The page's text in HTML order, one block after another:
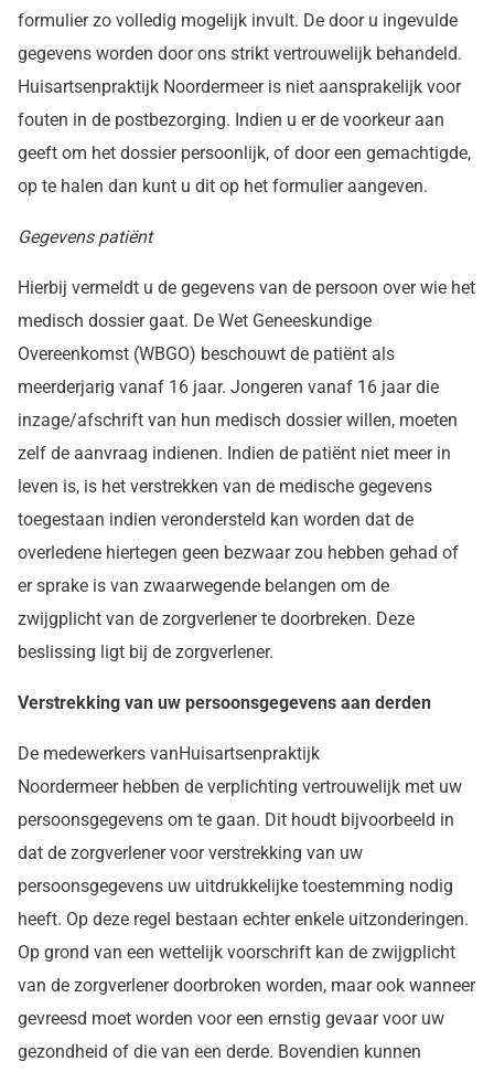
formulier zo volledig mogelijk invult. De door u ingevulde
gegevens worden door ons strikt vertrouwelijk behandeld.
Huisartsenpraktijk Noordermeer is niet aansprakelijk voor
fouten in de postbezorging. Indien u er de voorkeur aan
geeft om het dossier persoonlijk, of door een gemachtigde,
op te halen dan kunt u dit op het formulier aangeven.
Gegevens patiënt
Hierbij vermeldt u de gegevens van de persoon over wie het
medisch dossier gaat. De Wet Geneeskundige
Overeenkomst (WBGO) beschouwt de patiënt als
meerderjarig vanaf 16 jaar. Jongeren vanaf 16 jaar die
inzage/afschrift van hun medisch dossier willen, moeten
zelf de aanvraag indienen. Indien de patiënt niet meer in
leven is, is het verstrekken van de medische gegevens
toegestaan indien verondersteld kan worden dat de
overledene hiertegen geen bezwaar zou hebben gehad of
er sprake is van zwaarwegende belangen om de
zwijgplicht van de zorgverlener te doorbreken. Deze
beslissing ligt bij de zorgverlener.
Verstrekking van uw persoonsgegevens aan derden
De medewerkers vanHuisartsenpraktijk
Noordermeer hebben de verplichting vertrouwelijk met uw
persoonsgegevens om te gaan. Dit houdt bijvoorbeeld in
dat de zorgverlener voor verstrekking van uw
persoonsgegevens uw uitdrukkelijke toestemming nodig
heeft. Op deze regel bestaan echter enkele uitzonderingen.
Op grond van een wettelijk voorschrift kan de zwijgplicht
van de zorgverlener doorbroken worden, maar ook wanneer
gevreesd moet worden voor een ernstig gevaar voor uw
gezondheid of die van een derde. Bovendien kunnen